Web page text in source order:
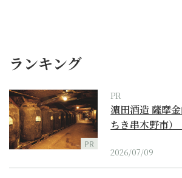
ランキング
PR
PR
濵田酒造 薩摩
ちき串木野市
2026/07/09